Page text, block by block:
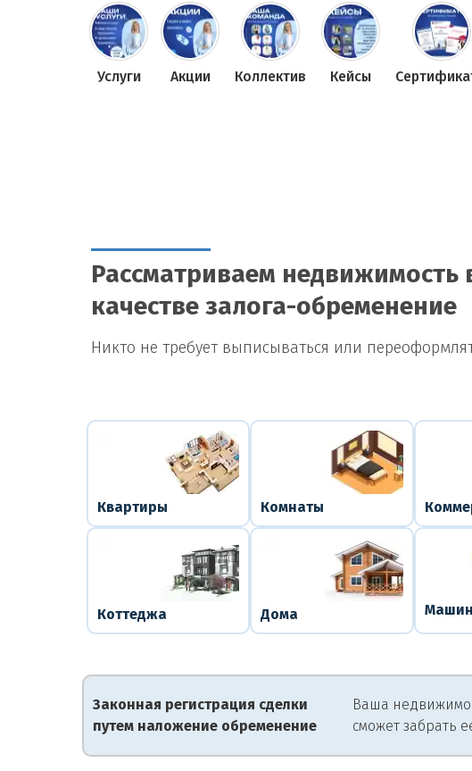
Услуги Акции Коллектив Кейсы
Рассматриваем недвижимость
качестве залога-обременение
Никто не требует выписываться или
Квартиры Комнаты
Коттеджа Дома
Законная регистрация сделки
путем наложение обременение
Ваша
сможет забрать